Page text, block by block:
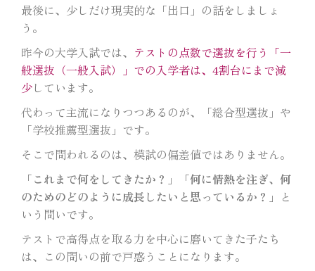
最後に、少しだけ現実的な「出口」の話をしましょ
う。
昨今の大学入試では、 テストの点数で選抜を行う「一
般選抜（一般入試）」での入学者は、4割台にまで減
少しています。
代わって主流になりつつあるのが、「総合型選抜」や
「学校推薦型選抜」です。
そこで問われるのは、模試の偏差値ではありません。
「これまで何をしてきたか？ 」「何に情熱を注ぎ、何
のためのどのように成長したいと思っているか？ 」と
いう問いです。
テストで高得点を取る力を中心に磨いてきた子たち
は、この問いの前で戸惑うことになります。